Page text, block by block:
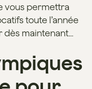
vous permettra
toute l’année
dès maintenant…